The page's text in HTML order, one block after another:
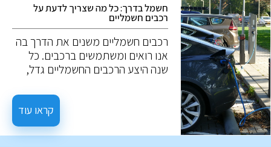
חשמל בדרך: כל מה שצריך לדעת על
רכבים חשמליים
רכבים חשמליים משנים את הדרך בה
אנו רואים ומשתמשים ברכבים. כל
שנה היצע הרכבים החשמליים גדל,
בעצם רכבים חשמליים? איך הם
עובדים? במה הם שונים מרכבים
רגילים? ולמה הם כל כך מבוקשים? על
השאלות האלו, נענה במאמר הבא.
קראו עוד